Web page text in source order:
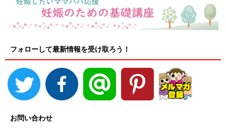
フォローして最新情報を受け取ろう！
お問い合わせ